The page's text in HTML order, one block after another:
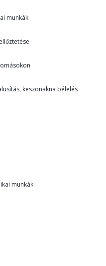
munkák
keszonakna bélelés
munkák